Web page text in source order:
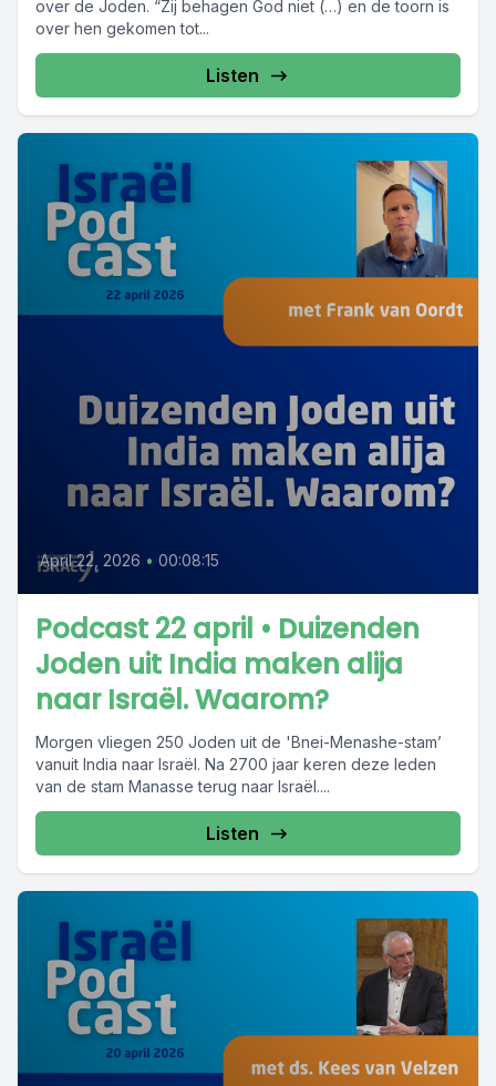
over de Joden. “Zij behagen God niet (…) en de toorn is
over hen gekomen tot...
Listen
April 22, 2026 • 00:08:15
Podcast 22 april • Duizenden
Joden uit India maken alija
naar Israël. Waarom?
Morgen vliegen 250 Joden uit de 'Bnei-Menashe-stam’
vanuit India naar Israël. Na 2700 jaar keren deze leden
van de stam Manasse terug naar Israël....
Listen